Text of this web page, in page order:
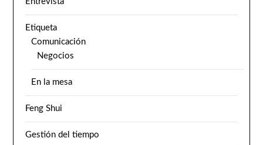
Etiqueta
Comunicación
Negocios
En la mesa
Feng Shui
Gestión del tiempo